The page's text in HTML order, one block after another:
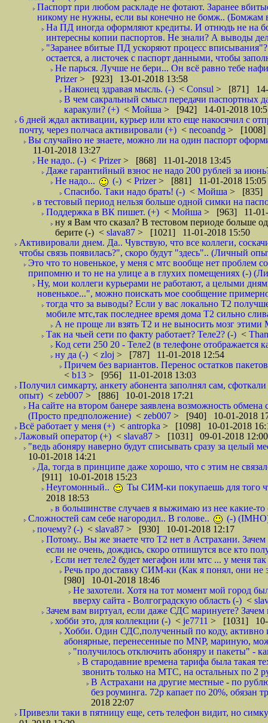
Паспорт при любом раскладе не фотают. Заранее
никому не нужны, если вы конечно не бомж.. (Бомжам
На ПД иногда оформляют кредиты. И отнюдь не на
интересны копии паспортов. Не знали? А выводы
"Заранее вбитые ПД ускоряют процесс
остается, а листочек с паспорт данными, чтобы
Не парься. Лучше не бери... Он всё равно тебе
Prizer> [923] 13-01-2018 13:58
Наконец здравая мысль. (-) < Consul > [871] 14-
В чем сакральный смысл передачи паспортных
каракули? (+) < Мойша > [942] 14-01-2018
6 дней ждал активации, курьер или кто еще накосячил с
почту, через полчаса активировали (+) < necoandg > [1008]
Вы случайно не знаете, можно ли на один паспорт
11-01-2018 13:27
Не надо.. (-) < Prizer> [868] 11-01-2018 13:45
Даже гарантийный взнос не надо 200 рублей за
Не надо...
(-) < Prizer> [881] 11-01-2018 15:05
Спасибо. Таки надо брать! (-) < Мойша > [835]
в тестовый период нельзя больше одной симки на
Поддержка в ВК пишет. (+) < Мойша > [963] 11-01-
ну я Вам что сказал? В тестовом периоде больше
берите (-) < slava87 > [1021] 11-01-2018 15:50
Активировали днем. Да.. Чувствую, что все коллеги,
чтобы связь появилась?", скоро будут "здесь".. (Личный
Это что то новенькое, у меня с мтс вообще нет проблем
припомню и то не на улице а в глухих помещениях (-)
Ну, мои коллеги курьерами не работают, а целыми
новенькое...", можно поискать мое сообщение
тогда что за выводы? Если у вас локально Т2
мобиле мтс,так последнее время дома Т2 сильно
А не проще ли взять Т2 и не выносить мозг
Так на чьей сети по факту работает? Теле2? (-) <
Код сети 250 20 - Теле2 (в телефоне отображается
ну да (-) < zloj > [787] 11-01-2018 12:54
Причем без вариантов. Перенос остатков
< b13 > [956] 11-01-2018 13:03
Получил симкарту, анкету абонента заполнял сам,
опыт) < zeb007 > [886] 10-01-2018 17:21
На сайте на втором банере заявлена возможность
(Просто предположение) < zeb007 > [940] 10-01-2018
Всё работает у меня (+) < antropka > [1098] 10-01-2018
Лажовый оператор (+) < slava87 > [1031] 09-01-2018 12:00
"ведь абоняру наверно будут списывать сразу за целый
10-01-2018 14:21
Да, тогда в принципе даже хорошо, что с этим не
[911] 10-01-2018 15:23
Неугомонный..
Ты СИМ-ки покупаешь для того
2018 18:53
в большинстве случаев я выжимаю из нее какие-то
Сложностей сам себе нагородил.. В голове..
(-)
почему? (-) < slava87 > [930] 10-01-2018 12:17
Потому.. Вы же знаете что Т2 нет в Астрахани.
если не очень, дождись, скоро отпишутся все кто
Если нет теле2 будет мегафон или мтс ... у меня
Речь про доставку СИМ-ки (Как я понял, они не
[980] 10-01-2018 18:46
Не захотели. Хотя на тот момент мой город
вверху сайта - Волгоградскую область (-) <
Зачем вам виртуал, если даже СДС маринуете?
хобби это, для коллекции (-) < je7711 > [1031] 10-
Хобби. Один СДС,полученный по коду, активно
абонярные, перенесенные по MNP, мариную,
"получилось отключить абоняру и пакеты" -
В стародавние времена тарифа была такая
звонить только на МТС, на остальных по 2
В Астрахани на другие местные - по
без роуминга. 72р капает по 20%, обязан
2018 22:07
Привезли таки в пятницу еще, сеть телефон видит, но